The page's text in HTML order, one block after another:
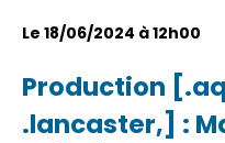
Le 18/06/2024 à 12h00
Production
.lancaster,] :